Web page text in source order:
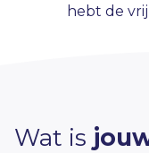
hebt de
Wat is